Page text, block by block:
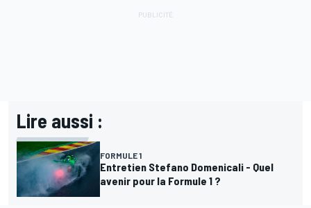
Lire aussi :
FORMULE 1
Entretien Stefano Domenicali - Quel
avenir pour la Formule 1 ?